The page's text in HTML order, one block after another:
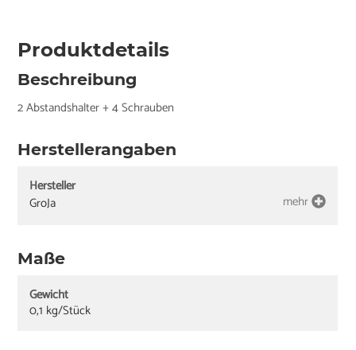
Produktdetails
Beschreibung
2 Abstandshalter + 4 Schrauben
Herstellerangaben
Hersteller
GroJa
mehr
Maße
Gewicht
0,1 kg/Stück